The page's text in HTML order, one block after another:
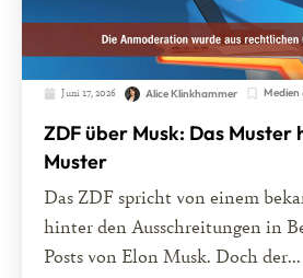
Juni 17, 2026 Alice Klinkhammer Medien
ZDF über Musk: Das Muster
Muster
Das ZDF spricht von einem
hinter den Ausschreitungen in
Posts von Elon Musk. Doch der...